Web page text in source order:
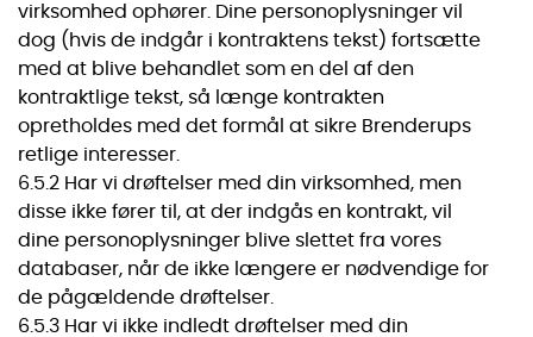
virksomhed ophører. Dine personoplysninger vil
dog (hvis de indgår i kontraktens tekst) fortsætte
med at blive behandlet som en del af den
kontraktlige tekst, så længe kontrakten
opretholdes med det formål at sikre Brenderups
retlige interesser.
6.5.2 Har vi drøftelser med din virksomhed, men
disse ikke fører til, at der indgås en kontrakt, vil
dine personoplysninger blive slettet fra vores
databaser, når de ikke længere er nødvendige for
de pågældende drøftelser.
6.5.3 Har vi ikke indledt drøftelser med din